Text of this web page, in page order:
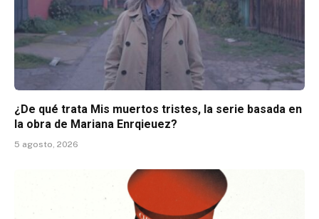
¿De qué trata Mis muertos tristes, la serie basada en
la obra de Mariana Enrqieuez?
5 agosto, 2026